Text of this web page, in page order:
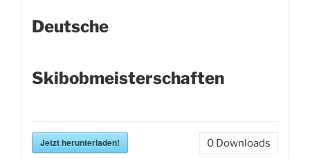
Deutsche
Skibobmeisterschaften
Jetzt herunterladen! 0 Downloads